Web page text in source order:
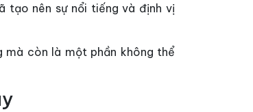
tạo nên sự nổi tiếng và định vị
mà còn là một phần không thể